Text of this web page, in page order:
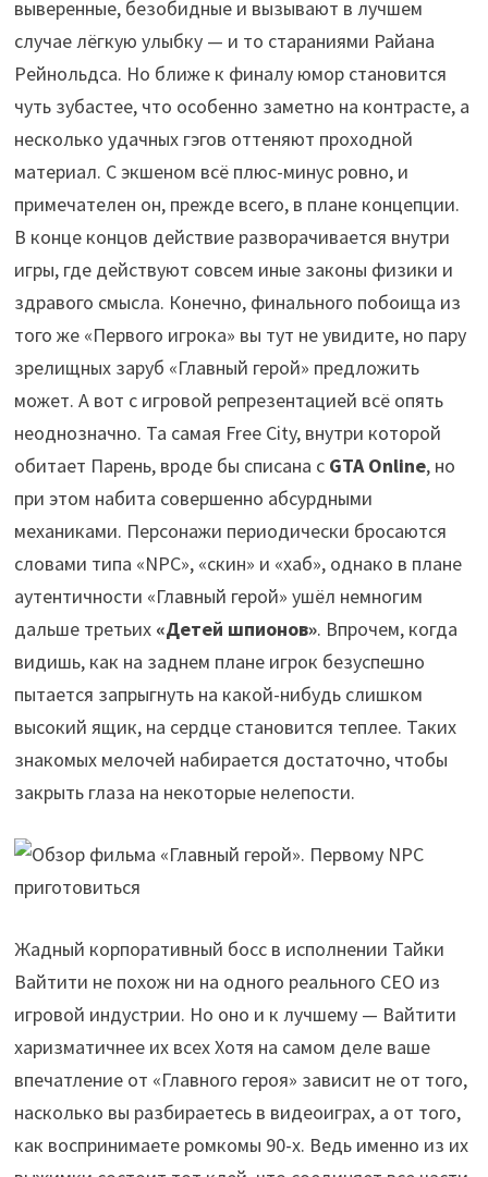
выверенные, безобидные и вызывают в лучшем
случае лёгкую улыбку — и то стараниями Райана
Рейнольдса. Но ближе к финалу юмор становится
чуть зубастее, что особенно заметно на контрасте, а
несколько удачных гэгов оттеняют проходной
материал. С экшеном всё плюс-минус ровно, и
примечателен он, прежде всего, в плане концепции.
В конце концов действие разворачивается внутри
игры, где действуют совсем иные законы физики и
здравого смысла. Конечно, финального побоища из
того же «Первого игрока» вы тут не увидите, но пару
зрелищных заруб «Главный герой» предложить
может. А вот с игровой репрезентацией всё опять
неоднозначно. Та самая Free City, внутри которой
обитает Парень, вроде бы списана с GTA Online, но
при этом набита совершенно абсурдными
механиками. Персонажи периодически бросаются
словами типа «NPC», «скин» и «хаб», однако в плане
аутентичности «Главный герой» ушёл немногим
дальше третьих «Детей шпионов». Впрочем, когда
видишь, как на заднем плане игрок безуспешно
пытается запрыгнуть на какой-нибудь слишком
высокий ящик, на сердце становится теплее. Таких
знакомых мелочей набирается достаточно, чтобы
закрыть глаза на некоторые нелепости.
Жадный корпоративный босс в исполнении Тайки
Вайтити не похож ни на одного реального CEO из
игровой индустрии. Но оно и к лучшему — Вайтити
харизматичнее их всех Хотя на самом деле ваше
впечатление от «Главного героя» зависит не от того,
насколько вы разбираетесь в видеоиграх, а от того,
как воспринимаете ромкомы 90-х. Ведь именно из их